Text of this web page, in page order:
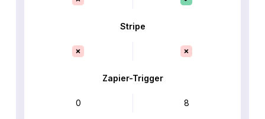
Stripe
Zapier-Trigger
0 8